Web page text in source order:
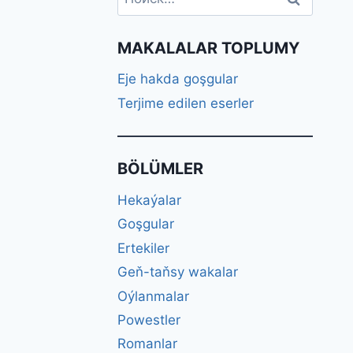
MAKALALAR TOPLUMY
Eje hakda goşgular
Terjime edilen eserler
BÖLÜMLER
Hekaýalar
Goşgular
Ertekiler
Geň-taňsy wakalar
Oýlanmalar
Powestler
Romanlar